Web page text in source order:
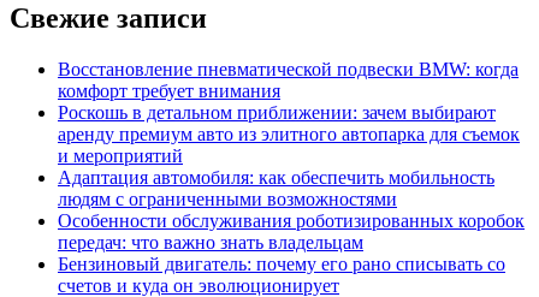
Свежие записи
Восстановление пневматической подвески BMW: когда
комфорт требует внимания
Роскошь в детальном приближении: зачем выбирают
аренду премиум авто из элитного автопарка для съемок
и мероприятий
Адаптация автомобиля: как обеспечить мобильность
людям с ограниченными возможностями
Особенности обслуживания роботизированных коробок
передач: что важно знать владельцам
Бензиновый двигатель: почему его рано списывать со
счетов и куда он эволюционирует